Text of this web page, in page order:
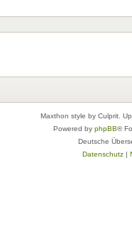
Maxthon style by Culprit.
Powered by phpBB®
Deutsche
Datenschutz|